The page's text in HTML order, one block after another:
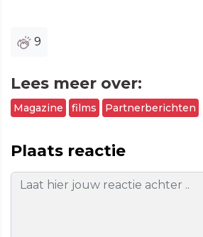
9
Lees meer over:
Magazine films Partnerberichten
Plaats reactie